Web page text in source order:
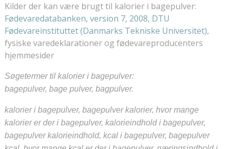
Kilder der kan være brugt til kalorier i bagepulver:
Fødevaredatabanken, version 7, 2008, DTU
Fødevareinstituttet (Danmarks Tekniske Universitet),
fysiske varedeklarationer og fødevareproducenters
hjemmesider
Søgetermer til kalorier i bagepulver:
bagepulver, bage pulver, bagpulver.
kalorier i bagepulver, bagepulver kalorier, hvor mange
kalorier er der i bagepulver, kalorieindhold i bagepulver,
bagepulver kalorieindhold, kcal i bagepulver, bagepulver